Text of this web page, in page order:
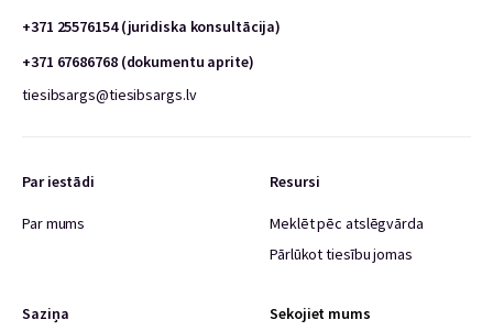
+371 25576154 (juridiska konsultācija)
+371 67686768 (dokumentu aprite)
tiesibsargs@tiesibsargs.lv
Par iestādi
Par mums
Resursi
Meklēt pēc atslēgvārda
Pārlūkot tiesību jomas
Saziņa Sekojiet mums